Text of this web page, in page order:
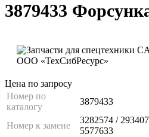
3879433
Цена по запросу
Номер по
каталогу
3879433
Номер к замене
3282574 /
5577633